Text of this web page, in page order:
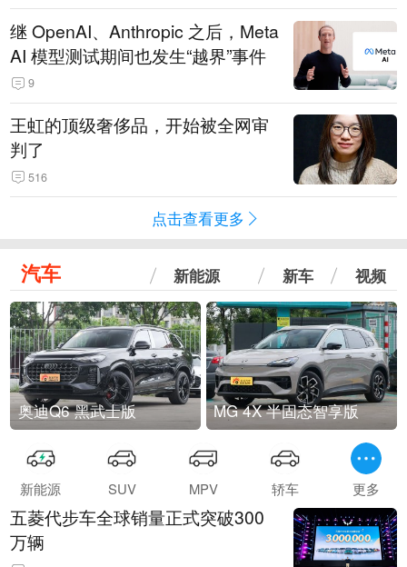
继 OpenAI、Anthropic 之后，Meta
AI 模型测试期间也发生“越界”事件
9
王虹的顶级奢侈品，开始被全网审
判了
516
点击查看更多
汽车 新能源 新车 视频
奥迪Q6 黑武士版 MG 4X 半固态智享版
新能源 SUV MPV 轿车 更多
五菱代步车全球销量正式突破300
万辆